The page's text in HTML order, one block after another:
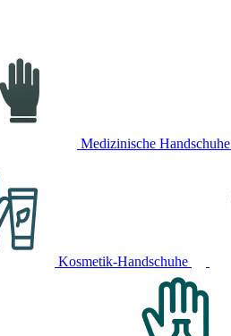
Medizinische Handschuhe
Kosmetik-Handschuhe